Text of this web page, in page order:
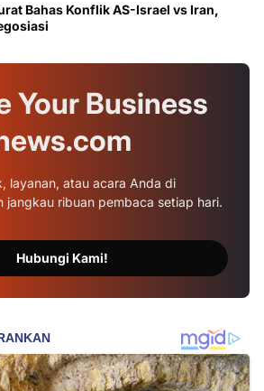
Bahas Konflik AS-Israel vs Iran,
Your Business
layanan, atau acara Anda di
jangkau ribuan pembaca setiap hari.
Hubungi Kami!